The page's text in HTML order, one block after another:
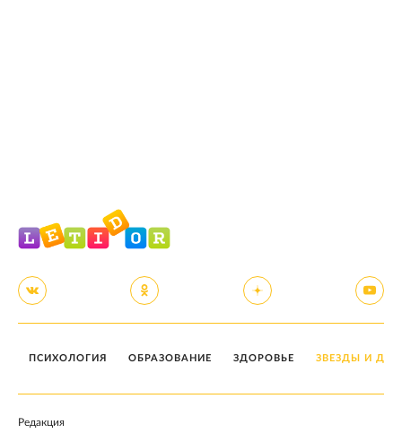
ПСИХОЛОГИЯ ОБРАЗОВАНИЕ ЗДОРОВЬЕ ЗВЕЗДЫ И
Редакция